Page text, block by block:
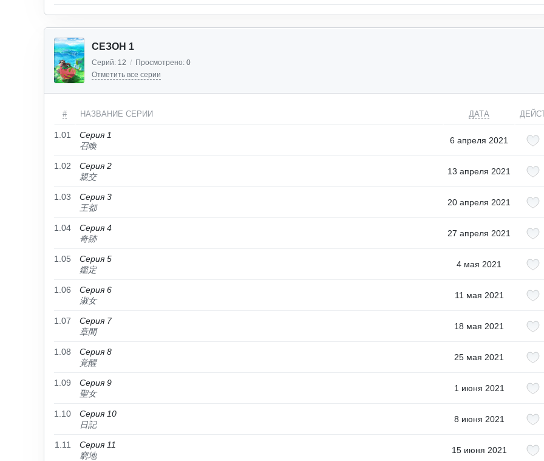
СЕЗОН 1
Серий: 12 / Просмотрено: 0
Отметить все серии
# НАЗВАНИЕ СЕРИИ ДАТА
1.01
Серия 1
召喚
6 апреля 2021
1.02
Серия 2
親交
13 апреля 2021
1.03
Серия 3
王都
20 апреля 2021
1.04
Серия 4
奇跡
27 апреля 2021
1.05
Серия 5
鑑定
4 мая 2021
1.06
Серия 6
淑女
11 мая 2021
1.07
Серия 7
章間
18 мая 2021
1.08
Серия 8
覚醒
25 мая 2021
1.09
Серия 9
聖女
1 июня 2021
1.10
Серия 10
日記
8 июня 2021
1.11
Серия 11
窮地
15 июня 2021